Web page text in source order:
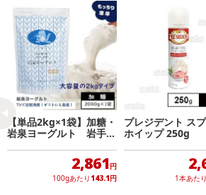
ませ。
※配送時に、ご不在でお受け取りいただけ
保管期間が短くなっておりますので、お早
ご連絡ください。
※保管期間切れにより返送となった場合は
す。お申込みは、キャンセル返金とさせて
※クロネコメンバーズへご登録いただきま
届け日変更」をお受けが出来ません。
【キャンセルについて】
※お申込み後のキャンセルはお受けできま
記載されている内容を必ずご確認いただき
【単品2kg×1袋】加糖・
岩泉ヨーグルト 岩手県
ご当地グルメ！食感やみ
つき！ 発酵食品2,861 円
100gあたり 143.1円
プレジデント ス
ホイップ 250g
1本あたり